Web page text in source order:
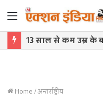
Menu
Home/अन्तर्राष्ट्रीय